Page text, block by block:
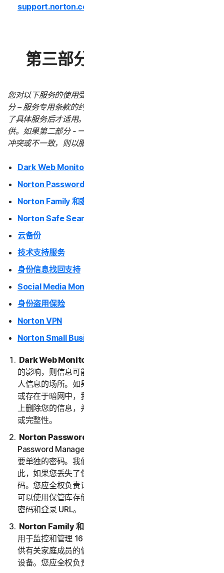
support.norton.com
第三部分 - 服务专用条款
您对以下服务的使用受本 LSA 第二部分 – 一般条款和第三部
分 – 服务专用条款的约束。服务专用条款仅在您购买或使用
了具体服务后才适用。所有服务并非在所有国家/地区都提
供。如果第二部分 - 一般条款与任何服务专用条款之间存在
冲突或不一致，则以服务专用条款为准并适用。
Dark Web Monitoring
Norton Password Manager
Norton Family 和家长控制
Norton Safe Search 和 Safe Web
云备份
技术支持服务
身份信息找回支持
Social Media Monitoring
身份盗用保险
Norton VPN
Norton Small Business
Dark Web Monitoring
的影响，则信息可能最终会出现在暗网上。暗网是交易个
人信息的场所。如果我们检测到或认为您的信息遭到泄露
或存在于暗网中，我们将向您发送通知。我们不会从暗网
上删除您的信息，并且我们也不保证暗网上信息的准确性
或完整性。
Norton Password Manager。
Password Manager，您需要创建一个保管库。保管库需
要单独的密码。我们不会存储或保留您的保管库密码，因
此，如果您丢失了保管库密码，我们将无法为您恢复密
码。您应全权负责记住并保管您的保管库密码。然后，您
可以使用保管库存储您访问和使用的其他站点的登录名、
密码和登录 URL。
Norton Family 和家长控制
用于监控和管理 16 周岁以下孩子的网络活动。您必须提
供有关家庭成员的信息，包括任何未成年子女及其使用的
设备。您应全权负责监控他们的设备和活动。